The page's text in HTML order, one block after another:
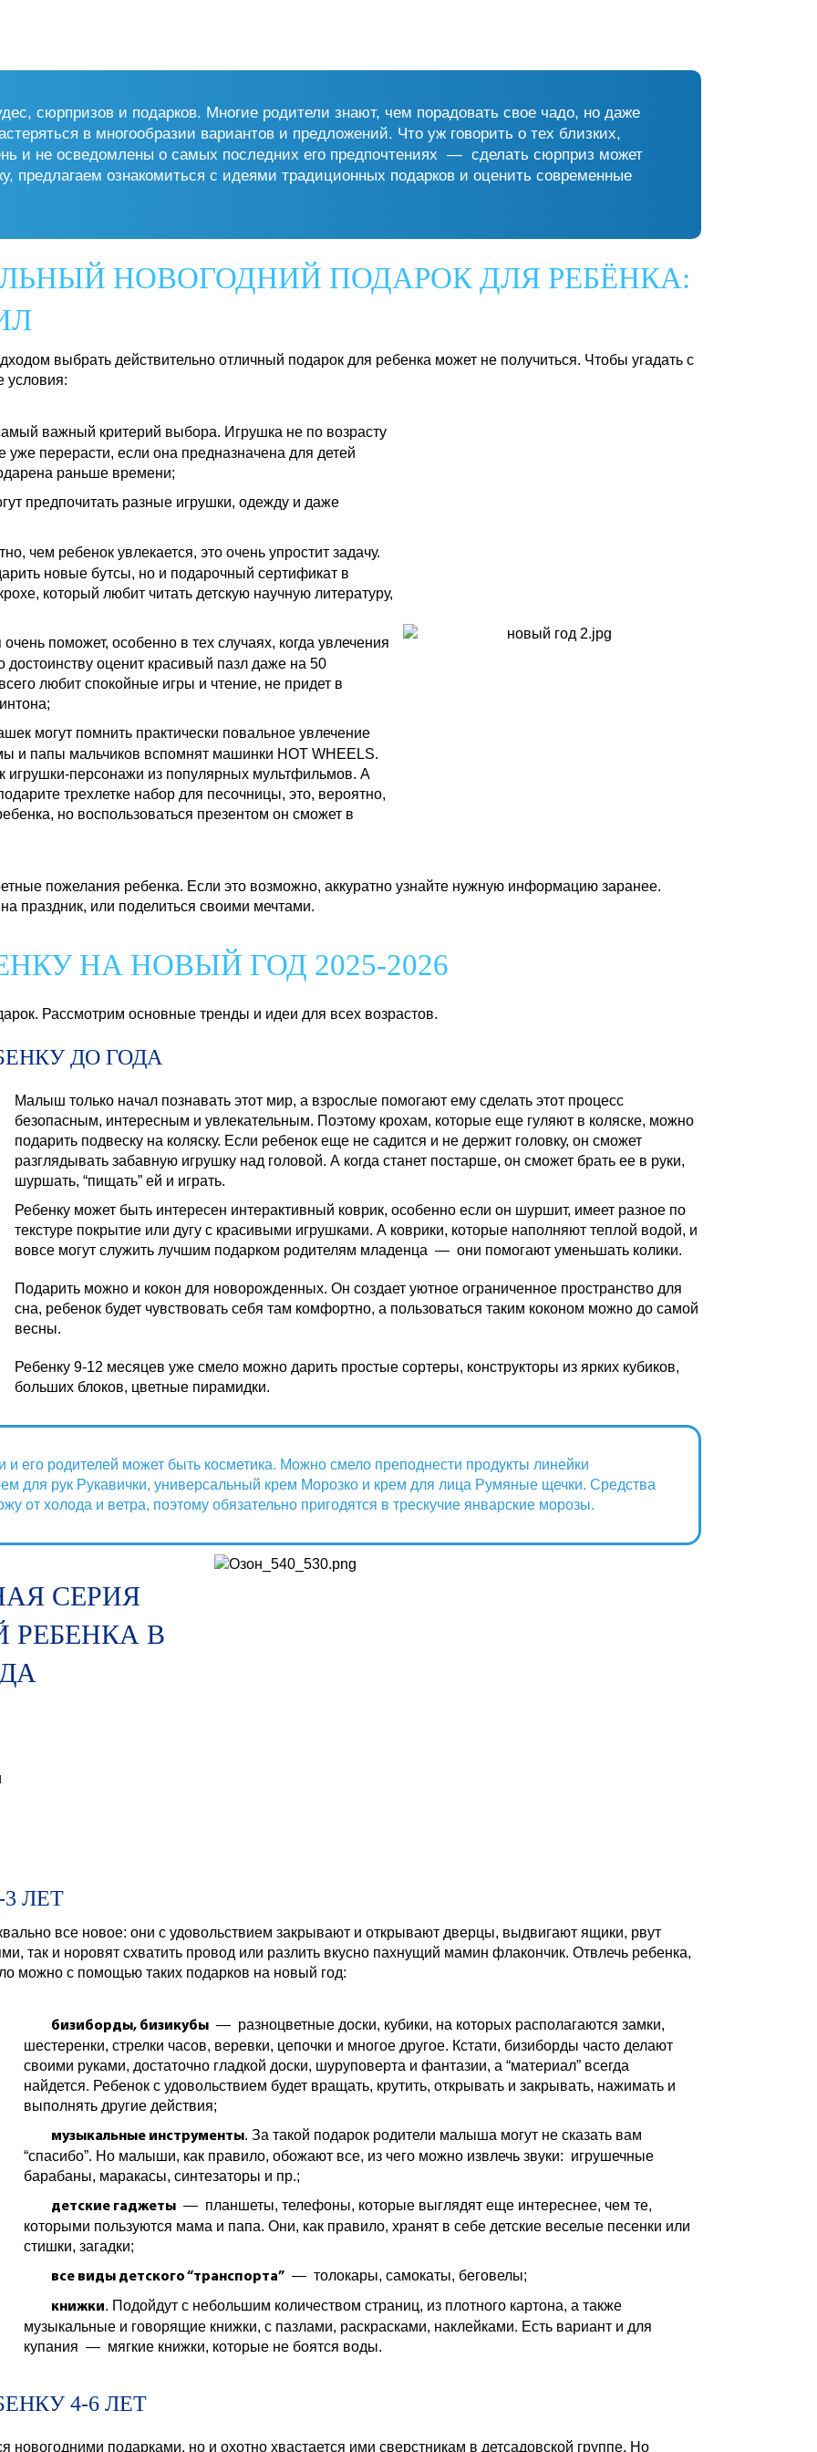
сюрпризов и подарков. Многие родители знают, чем порадовать свое чадо, но даже
в многообразии вариантов и предложений. Что уж говорить о тех близких,
и не осведомлены о самых последних его предпочтениях — сделать сюрприз может
предлагаем ознакомиться с идеями традиционных подарков и оценить современные
НОВОГОДНИЙ ПОДАРОК ДЛЯ РЕБЁНКА:
выбрать действительно отличный подарок для ребенка может не получиться. Чтобы угадать с
условия:
важный критерий выбора. Игрушка не по возрасту
перерасти, если она предназначена для детей
раньше времени;
предпочитать разные игрушки, одежду и даже
чем ребенок увлекается, это очень упростит задачу.
новые бутсы, но и подарочный сертификат в
который любит читать детскую научную литературу,
поможет, особенно в тех случаях, когда увлечения
оценит красивый пазл даже на 50
любит спокойные игры и чтение, не придет в
могут помнить практически повальное увлечение
и папы мальчиков вспомнят машинки HOT WHEELS.
игрушки-персонажи из популярных мультфильмов. А
трехлетке набор для песочницы, это, вероятно,
но воспользоваться презентом он сможет в
пожелания ребенка. Если это возможно, аккуратно узнайте нужную информацию заранее.
праздник, или поделиться своими мечтами.
НА НОВЫЙ ГОД 2025-2026
Рассмотрим основные тренды и идеи для всех возрастов.
ДО ГОДА
Малыш только начал познавать этот мир, а взрослые помогают ему сделать этот процесс
безопасным, интересным и увлекательным. Поэтому крохам, которые еще гуляют в коляске, можно
подарить подвеску на коляску. Если ребенок еще не садится и не держит головку, он сможет
разглядывать забавную игрушку над головой. А когда станет постарше, он сможет брать ее в руки,
шуршать, “пищать” ей и играть.
Ребенку может быть интересен интерактивный коврик, особенно если он шуршит, имеет разное по
текстуре покрытие или дугу с красивыми игрушками. А коврики, которые наполняют теплой водой, и
вовсе могут служить лучшим подарком родителям младенца — они помогают уменьшать колики.
Подарить можно и кокон для новорожденных. Он создает уютное ограниченное пространство для
сна, ребенок будет чувствовать себя там комфортно, а пользоваться таким коконом можно до самой
весны.
Ребенку 9-12 месяцев уже смело можно дарить простые сортеры, конструкторы из ярких кубиков,
больших блоков, цветные пирамидки.
и его родителей может быть косметика. Можно смело преподнести продукты линейки
для рук Рукавички, универсальный крем Морозко и крем для лица Румяные щечки. Средства
от холода и ветра, поэтому обязательно пригодятся в трескучие январские морозы.
СЕРИЯ
РЕБЕНКА В
ЛЕТ
все новое: они с удовольствием закрывают и открывают дверцы, выдвигают ящики, рвут
так и норовят схватить провод или разлить вкусно пахнущий мамин флакончик. Отвлечь ребенка,
можно с помощью таких подарков на новый год:
бизиборды, бизикубы — разноцветные доски, кубики, на которых располагаются замки,
шестеренки, стрелки часов, веревки, цепочки и многое другое. Кстати, бизиборды часто делают
своими руками, достаточно гладкой доски, шуруповерта и фантазии, а “материал” всегда
найдется. Ребенок с удовольствием будет вращать, крутить, открывать и закрывать, нажимать и
выполнять другие действия;
музыкальные инструменты. За такой подарок родители малыша могут не сказать вам
“спасибо”. Но малыши, как правило, обожают все, из чего можно извлечь звуки: игрушечные
барабаны, маракасы, синтезаторы и пр.;
детские гаджеты — планшеты, телефоны, которые выглядят еще интереснее, чем те,
которыми пользуются мама и папа. Они, как правило, хранят в себе детские веселые песенки или
стишки, загадки;
все виды детского “транспорта” — толокары, самокаты, беговелы;
книжки. Подойдут с небольшим количеством страниц, из плотного картона, а также
музыкальные и говорящие книжки, с пазлами, раскрасками, наклейками. Есть вариант и для
купания — мягкие книжки, которые не боятся воды.
4-6 ЛЕТ
новогодними подарками, но и охотно хвастается ими сверстникам в детсадовской группе. Но